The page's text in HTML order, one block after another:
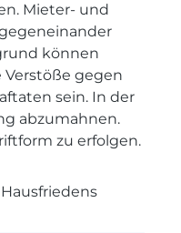
Mieter- und
können
gegen
sein. In der
abzumahnen.
zu erfolgen.